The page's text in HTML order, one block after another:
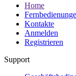
Home
Kontakte
Anmelden
Registrieren
Support